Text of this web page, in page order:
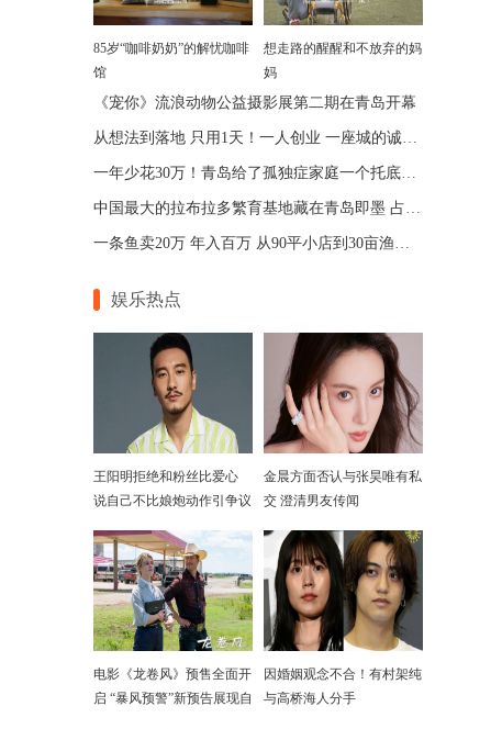
85岁“咖啡奶奶”的解忧咖啡
馆
想走路的醒醒和不放弃的妈
妈
《宠你》流浪动物公益摄影展第二期在青岛开幕
从想法到落地 只用1天！一人创业 一座城的诚意 青岛让“一人公司”跑出加速度
一年少花30万！青岛给了孤独症家庭一个托底的答案
中国最大的拉布拉多繁育基地藏在青岛即墨 占地75亩年入七位数
一条鱼卖20万 年入百万 从90平小店到30亩渔场 青岛“锦鲤大王”带动乡邻增收
娱乐热点
王阳明拒绝和粉丝比爱心
说自己不比娘炮动作引争议
金晨方面否认与张昊唯有私
交 澄清男友传闻
电影《龙卷风》预售全面开
启 “暴风预警”新预告展现自
因婚姻观念不合！有村架纯
与高桥海人分手